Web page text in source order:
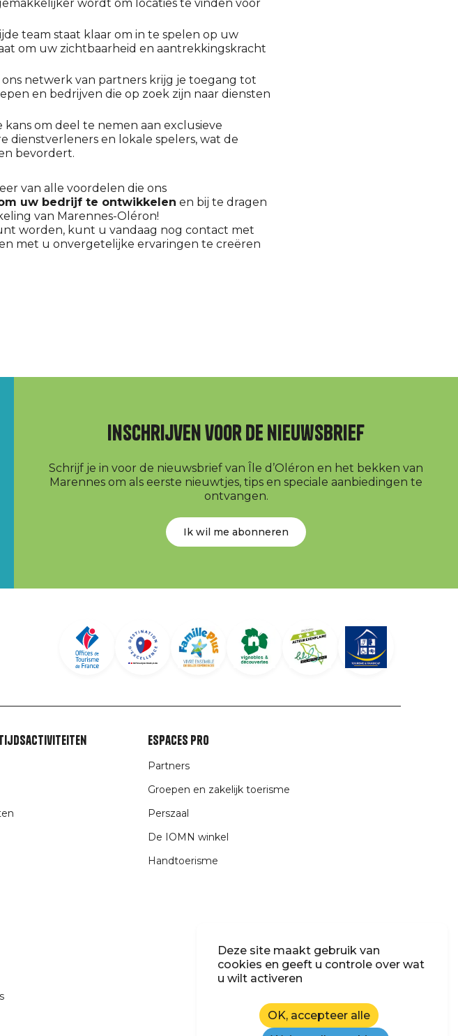
wordt om locaties te vinden voor
team staat klaar om in te spelen op uw
om uw zichtbaarheid en aantrekkingskracht
ons netwerk van partners krijg je toegang tot
en bedrijven die op zoek zijn naar diensten
kans om deel te nemen aan exclusieve
en lokale spelers, wat de
bevordert.
van alle voordelen die ons
uw bedrijf te ontwikkelen en bij te dragen
van Marennes-Oléron!
worden, kunt u vandaag nog contact met
met u onvergetelijke ervaringen te creëren
Inschrijven voor de nieuwsbrief
Schrijf je in voor de nieuwsbrief van Île d’Oléron en het bekken van
Marennes om als eerste nieuwtjes, tips en speciale aanbiedingen te
ontvangen.
Ik wil me abonneren
Espaces Pro
Partners
Groepen en zakelijk toerisme
Perszaal
De IOMN winkel
Handtoerisme
Deze site maakt gebruik van
cookies en geeft u controle over wat
u wilt activeren
OK, accepteer alle